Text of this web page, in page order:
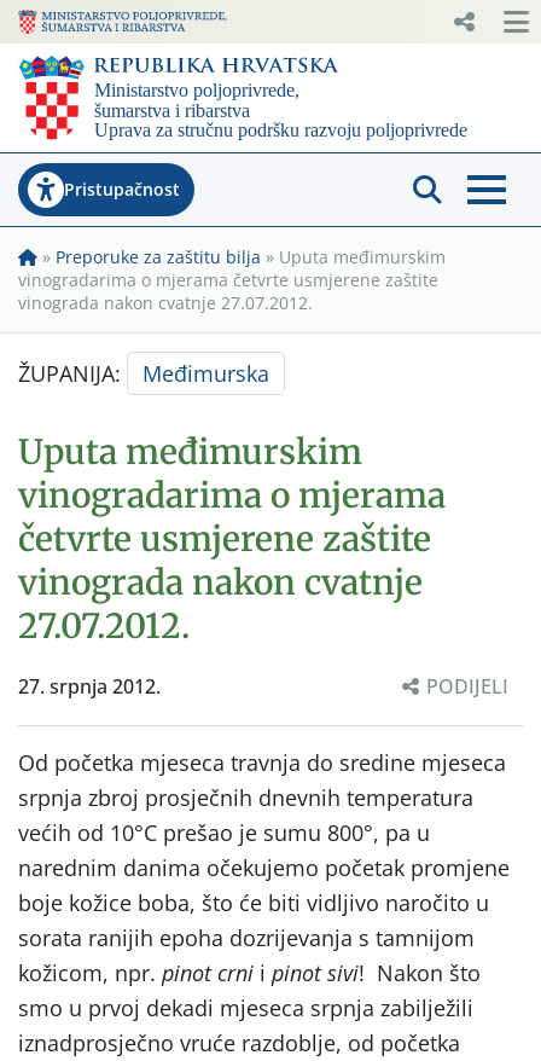
Pristupačnost
» Preporuke za zaštitu bilja » Uputa međimurskim
vinogradarima o mjerama četvrte usmjerene zaštite
vinograda nakon cvatnje 27.07.2012.
ŽUPANIJA: Međimurska
Uputa međimurskim
vinogradarima o mjerama
četvrte usmjerene zaštite
vinograda nakon cvatnje
27.07.2012.
27. srpnja 2012. PODIJELI
Od početka mjeseca travnja do sredine mjeseca
srpnja zbroj prosječnih dnevnih temperatura
većih od 10°C prešao je sumu 800°, pa u
narednim danima očekujemo početak promjene
boje kožice boba, što će biti vidljivo naročito u
sorata ranijih epoha dozrijevanja s tamnijom
kožicom, npr. pinot crni i pinot sivi! Nakon što
smo u prvoj dekadi mjeseca srpnja zabilježili
iznadprosječno vruće razdoblje, od početka